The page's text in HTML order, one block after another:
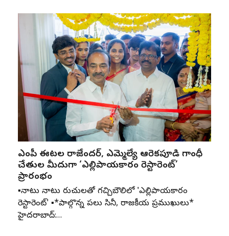
ఎంపీ ఈటల రాజేందర్, ఎమ్మెల్యే ఆరెకపూడి గాంధీ
చేతుల మీదుగా ‘ఎల్లిపాయకారం రెస్టారెంట్’
ప్రారంభం
▪️నాటు నాటు రుచులతో గచ్చిబౌలిలో 'ఎల్లిపాయకారం
రెస్టారెంట్' ▪️*పాల్గొన్న పలు సినీ, రాజకీయ ప్రముఖులు*
హైదరాబాద్:…